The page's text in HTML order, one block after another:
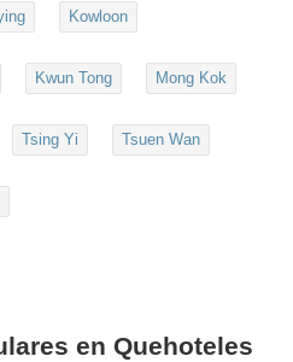
Kowloon
Kwun Tong Mong Kok
Tsing Yi Tsuen Wan
en Quehoteles